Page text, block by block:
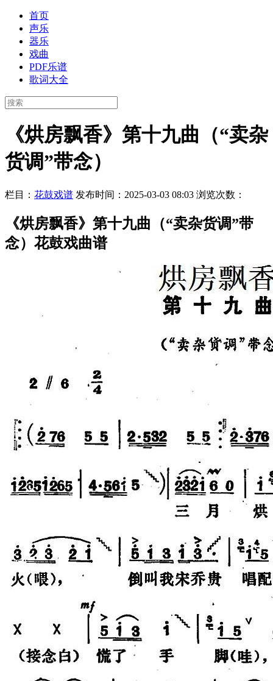
首页
声乐
器乐
戏曲
PDF乐谱
歌词大全
《烘房飘香》第十九曲（“卖杂
货调”带念）
栏目： 花鼓戏谱 发布时间：2025-03-03 08:03 浏览次数：
《烘房飘香》第十九曲（“卖杂货调”带
念）花鼓戏曲谱